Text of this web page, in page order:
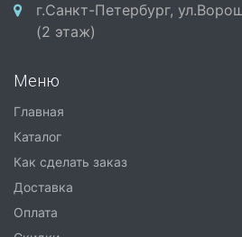
г.Санкт-Петербург,
(2 этаж)
Меню
Главная
Каталог
Как сделать заказ
Доставка
Оплата